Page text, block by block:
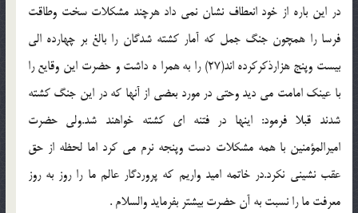
در اين باره از خود انعطاف نشان نمي داد هرچند مشكلات سخت وطاقت
فرسا را همچون جنگ جمل كه آمار كشته شدگان را بالغ بر چهارده الي
بيست وپنج هزارذكركرده اند(27) را به همرا ه داشت و حضرت اين وقايع را
با عينك امامت مي ديد وحتي در مورد بعضي از آنها كه در اين جنگ كشته
شدند قبلا فرمود: اينها در فتنه اي كشته خواهند شد.ولي حضرت
اميرالمؤمنين با همه مشكلات دست وپنجه نرم مي كرد اما لحظه از حق
عقب نشيني نكرد.در خاتمه اميد واريم كه پروردگار عالم ما را روز به روز
معرفت ما را نسبت به آن حضرت بيشتر بفرمايد والسلام .